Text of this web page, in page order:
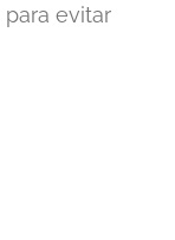
evitar